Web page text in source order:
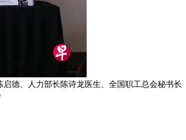
德、人力部长陈诗龙医生、全国职工总会秘书长